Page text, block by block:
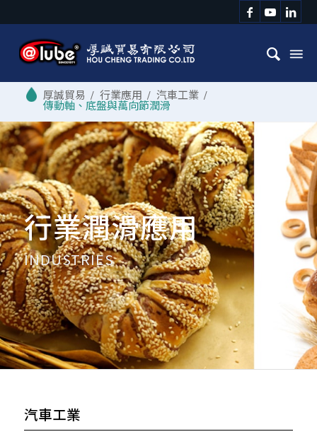
/ 行業應用 / 汽車工業 /
傳動軸、底盤與萬向節潤滑
行業潤滑應用
INDUSTRIES
汽車工業